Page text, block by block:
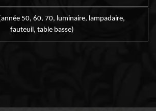
50, 60, 70, luminaire, lampadaire,
fauteuil, table basse)